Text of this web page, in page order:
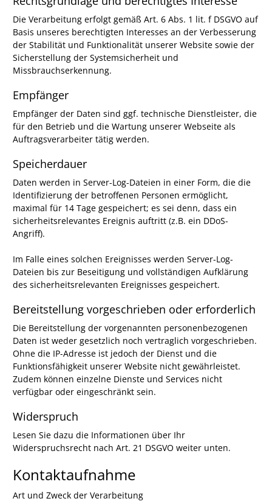
Die Verarbeitung erfolgt gemäß Art. 6 Abs. 1 lit. f DSGVO auf
Basis unseres berechtigten Interesses an der Verbesserung
der Stabilität und Funktionalität unserer Website sowie der
Sicherstellung der Systemsicherheit und
Missbrauchserkennung.
Empfänger
Empfänger der Daten sind ggf. technische Dienstleister, die
für den Betrieb und die Wartung unserer Webseite als
Auftragsverarbeiter tätig werden.
Speicherdauer
Daten werden in Server-Log-Dateien in einer Form, die die
Identifizierung der betroffenen Personen ermöglicht,
maximal für 14 Tage gespeichert; es sei denn, dass ein
sicherheitsrelevantes Ereignis auftritt (z.B. ein DDoS-
Angriff).
Im Falle eines solchen Ereignisses werden Server-Log-
Dateien bis zur Beseitigung und vollständigen Aufklärung
des sicherheitsrelevanten Ereignisses gespeichert.
Bereitstellung vorgeschrieben oder erforderlich
Die Bereitstellung der vorgenannten personenbezogenen
Daten ist weder gesetzlich noch vertraglich vorgeschrieben.
Ohne die IP-Adresse ist jedoch der Dienst und die
Funktionsfähigkeit unserer Website nicht gewährleistet.
Zudem können einzelne Dienste und Services nicht
verfügbar oder eingeschränkt sein.
Widerspruch
Lesen Sie dazu die Informationen über Ihr
Widerspruchsrecht nach Art. 21 DSGVO weiter unten.
Kontaktaufnahme
Art und Zweck der Verarbeitung